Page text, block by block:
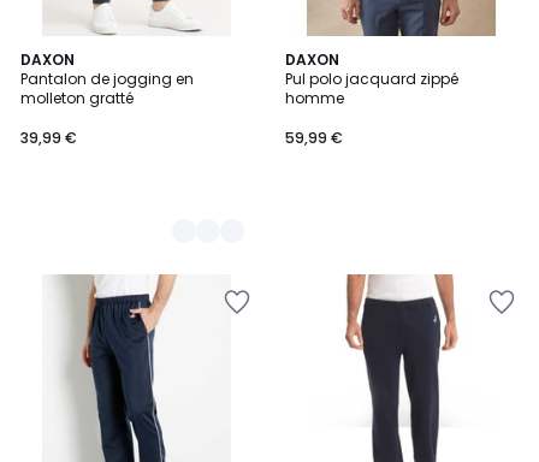
DAXON
Pantalon de jogging en
molleton gratté
39,99 €
2
Couleurs
DAXON
Pul polo jacquard zippé
homme
59,99 €